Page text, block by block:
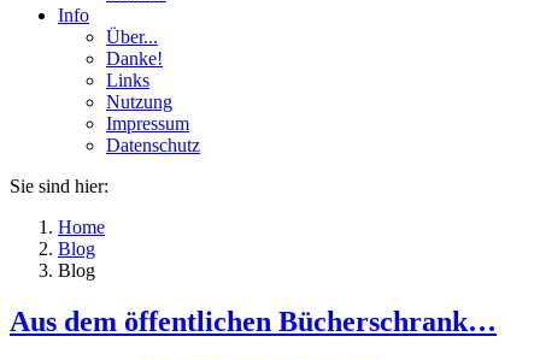
Info
Über...
Danke!
Links
Nutzung
Impressum
Datenschutz
Sie sind hier:
Home
Blog
Blog
Aus dem öffentlichen Bücherschrank…